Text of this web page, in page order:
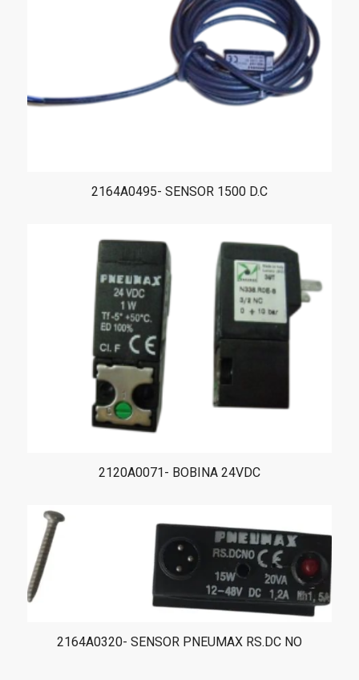
2164A0495- SENSOR 1500 D.C
2120A0071- BOBINA 24VDC
2164A0320- SENSOR PNEUMAX RS.DC NO